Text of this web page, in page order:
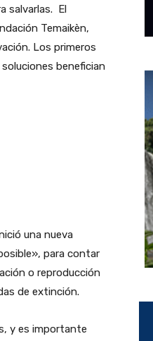
salvarlas. El
Temaikèn,
Los primeros
benefician
una nueva
para contar
o reproducción
de extinción.
y es importante